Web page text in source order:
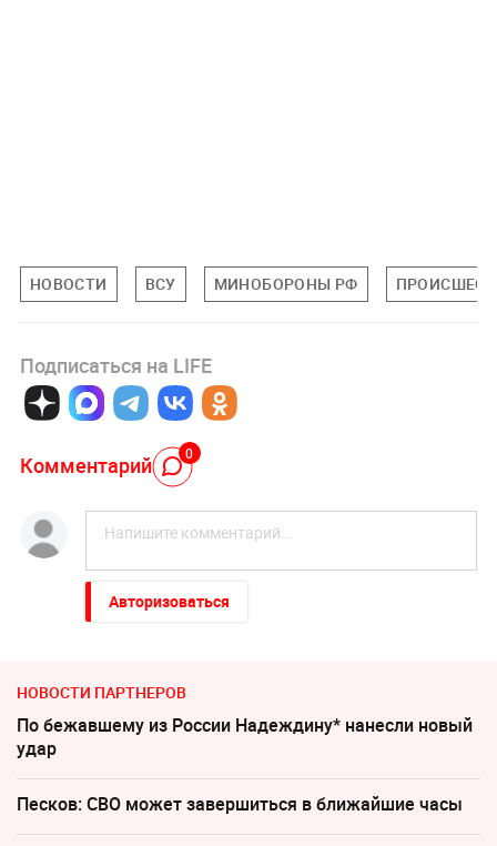
НОВОСТИ ВСУ МИНОБОРОНЫ РФ
Подписаться на LIFE
Комментарий 0
Авторизоваться
НОВОСТИ ПАРТНЕРОВ
По бежавшему из России Надеждину* нанесли новый
удар
Песков: СВО может завершиться в ближайшие часы